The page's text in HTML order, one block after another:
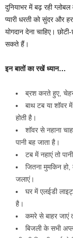
दुनियाभर में बढ़ रही
प्यारी धरती को सुंदर और
योगदान देना चाहिए।
सकते हैं।
इन बातों का रखें ध्यान…
ब्रश करते हुए,
बाथ टब या शॉवर
होती है।
शॉवर से नहाना
पानी बह जाता है।
टब में नहाएं तो
जितना मुमकिन
जलाएं।
घर में एलईडी
है।
कमरे से बाहर जाएं
बिजली के सभी